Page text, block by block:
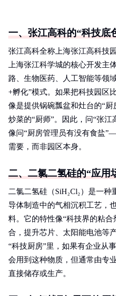
一、张江高科的“科技底
张江高科全称上海张江高科技
上海张江科学城的核心开发主
路、生物医药、人工智能等领
+孵化”模式。如果把科技园区
像是提供锅碗瓢盆和灶台的“
炒菜的“厨师”。因此，问“张
像问“厨房管理员有没有食盐
需要，而非园区本身。
二、二氯二氢硅的“应用
二氯二氢硅（SiH₂Cl₂）是一
导体制造中的气相沉积工艺，
料。它的特性像“科技界的粘
合，提升芯片、太阳能电池等
“科技厨房”里，如果有企业从
会用到这种物质，但通常由专
直接储存或生产。